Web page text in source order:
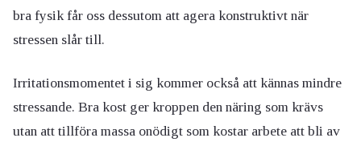
bra fysik får oss dessutom att agera konstruktivt när
stressen slår till.
Irritationsmomentet i sig kommer också att kännas mindre
stressande. Bra kost ger kroppen den näring som krävs
utan att tillföra massa onödigt som kostar arbete att bli av